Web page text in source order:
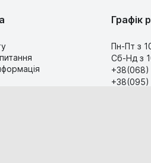
Графік
Пн-Пт з
Сб-Нд з
+38(068)
+38(095)